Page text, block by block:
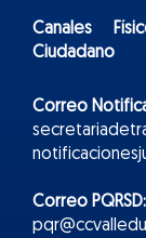
Canales
Ciudadano
Correo
Correo PQRSD: